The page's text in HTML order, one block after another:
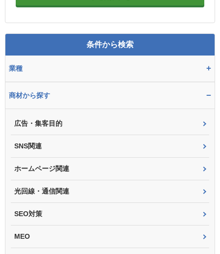
条件から検索
業種 +
商材から探す −
広告・集客目的
SNS関連
ホームページ関連
光回線・通信関連
SEO対策
MEO